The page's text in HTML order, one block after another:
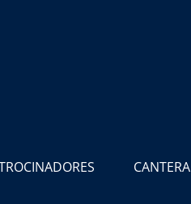
CANTERA